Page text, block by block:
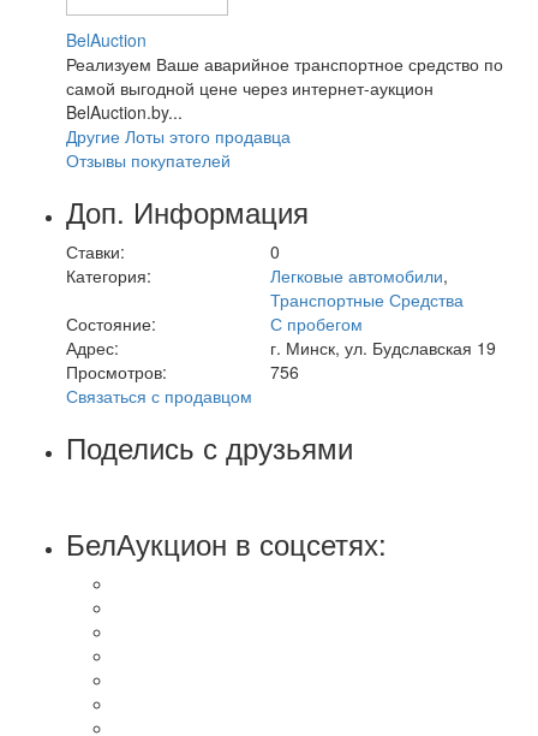
BelAuction
Реализуем Ваше аварийное транспортное средство по
самой выгодной цене через интернет-аукцион
BelAuction.by...
Другие Лоты этого продавца
Отзывы покупателей
Доп. Информация
Ставки:
0
Категория:
Легковые автомобили,
Транспортные Средства
Состояние:
С пробегом
Адрес:
г. Минск, ул. Будславская 19
Просмотров:
756
Связаться с продавцом
Поделись с друзьями
БелАукцион в соцсетях: